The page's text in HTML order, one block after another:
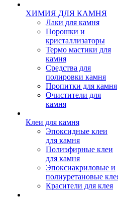
ХИМИЯ ДЛЯ КАМНЯ
Лаки для камня
Порошки и
кристаллизаторы
Термо мастики для
камня
Средства для
полировки камня
Пропитки для камня
Очистители для
камня
Клеи для камня
Эпоксидные клеи
для камня
Полиэфирные клеи
для камня
Эпоксиакриловые и
полиуретановые
Красители для клея